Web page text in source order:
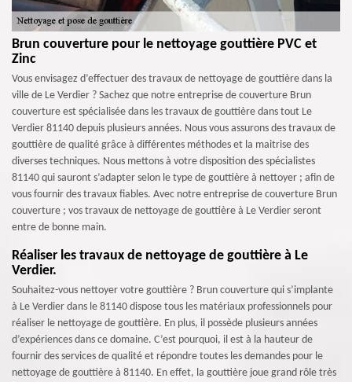
Brun couverture pour le nettoyage gouttière PVC et
Zinc
Vous envisagez d’effectuer des travaux de nettoyage de gouttière dans la
ville de Le Verdier ? Sachez que notre entreprise de couverture Brun
couverture est spécialisée dans les travaux de gouttière dans tout Le
Verdier 81140 depuis plusieurs années. Nous vous assurons des travaux de
gouttière de qualité grâce à différentes méthodes et la maitrise des
diverses techniques. Nous mettons à votre disposition des spécialistes
81140 qui sauront s’adapter selon le type de gouttière à nettoyer ; afin de
vous fournir des travaux fiables. Avec notre entreprise de couverture Brun
couverture ; vos travaux de nettoyage de gouttière à Le Verdier seront
entre de bonne main.
Réaliser les travaux de nettoyage de gouttière à Le
Verdier.
Souhaitez-vous nettoyer votre gouttière ? Brun couverture qui s’implante
à Le Verdier dans le 81140 dispose tous les matériaux professionnels pour
réaliser le nettoyage de gouttière. En plus, il possède plusieurs années
d’expériences dans ce domaine. C’est pourquoi, il est à la hauteur de
fournir des services de qualité et répondre toutes les demandes pour le
nettoyage de gouttière à 81140. En effet, la gouttière joue grand rôle très